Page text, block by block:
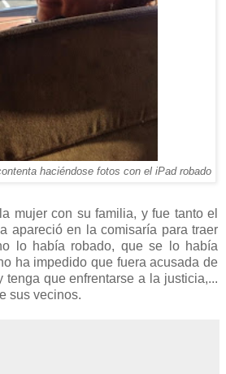
haciéndose fotos con el iPad robado
mujer con su familia, y fue tanto el
apareció en la comisaría para traer
lo había robado, que se lo había
ha impedido que fuera acusada de
que enfrentarse a la justicia,...
sus vecinos.